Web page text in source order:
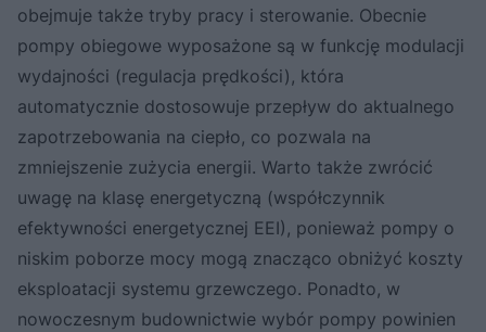
obejmuje także tryby pracy i sterowanie. Obecnie
pompy obiegowe wyposażone są w funkcję modulacji
wydajności (regulacja prędkości), która
automatycznie dostosowuje przepływ do aktualnego
zapotrzebowania na ciepło, co pozwala na
zmniejszenie zużycia energii. Warto także zwrócić
uwagę na klasę energetyczną (współczynnik
efektywności energetycznej EEI), ponieważ pompy o
niskim poborze mocy mogą znacząco obniżyć koszty
eksploatacji systemu grzewczego. Ponadto, w
nowoczesnym budownictwie wybór pompy powinien